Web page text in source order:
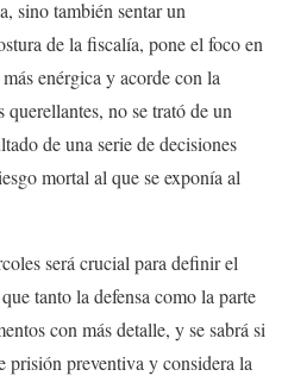
sino también sentar un
de la fiscalía, pone el foco en
enérgica y acorde con la
no se trató de un
de una serie de decisiones
mortal al que se exponía al
será crucial para definir el
tanto la defensa como la parte
con más detalle, y se sabrá si
preventiva y considera la